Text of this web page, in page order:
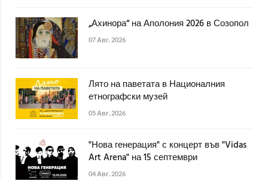
„Ахинора“ на Аполония 2026 в Созопол
07 Авг. 2026
Лято на паветата в Националния
етнографски музей
05 Авг. 2026
"Нова генерация" с концерт във "Vidas
Art Arena" на 15 септември
04 Авг. 2026